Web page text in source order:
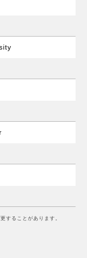
することがあります。